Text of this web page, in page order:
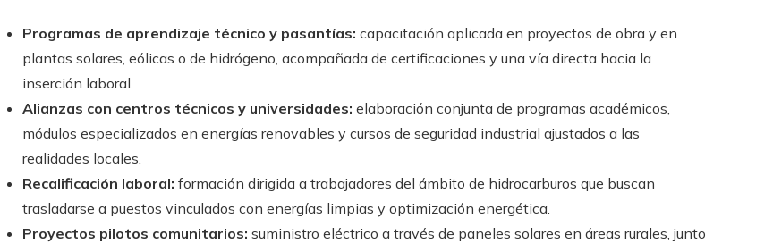
Programas de aprendizaje técnico y pasantías: capacitación aplicada en proyectos de obra y en
plantas solares, eólicas o de hidrógeno, acompañada de certificaciones y una vía directa hacia la
inserción laboral.
Alianzas con centros técnicos y universidades: elaboración conjunta de programas académicos,
módulos especializados en energías renovables y cursos de seguridad industrial ajustados a las
realidades locales.
Recalificación laboral: formación dirigida a trabajadores del ámbito de hidrocarburos que buscan
trasladarse a puestos vinculados con energías limpias y optimización energética.
Proyectos pilotos comunitarios: suministro eléctrico a través de paneles solares en áreas rurales, junto